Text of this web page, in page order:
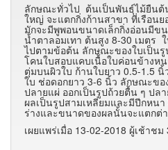
ลักษณะทั่วไป ต้นเป็นพันธุ์ไม้ยืนต้
ใหญ่ จะแตกกิ่งก้านสาขา ที่เรือน
มักจะมีพูพอนขนาดเล็กกิ่งอ่อนมีข
น้ำตาลอมเทา ต้นสูง 8-30 เมตร ใ
ไปตามข้อต้น ลักษณะของใบเป็นรู
โคนใบสอบแคบเนื้อใบค่อนข้างห
ตุ่มบนผิวใบ ก้านใบยาว 0.5-1.5
ใบ ช่อดอกยาว 3-6 นิ้ว ลักษณะข
ปลายแผ่ ออกเป็นรูปถ้วยตื้น ๆ ปล
ผลเป็นรูปสามเหลี่ยมและมีปีกหน
ร่างและขนาดของผลนั้นจะแตกต่
เผยแพร่เมื่อ 13-02-2018 ผู้เช้าชม